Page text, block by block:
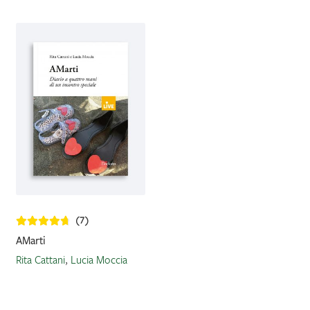
(7)
AMarti
Rita Cattani, Lucia Moccia